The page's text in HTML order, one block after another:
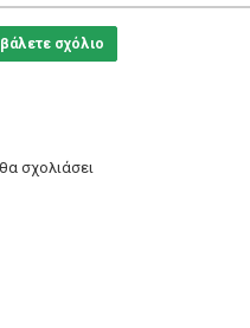
Γεωργιάδης
σχόλιο
σχολιάσει